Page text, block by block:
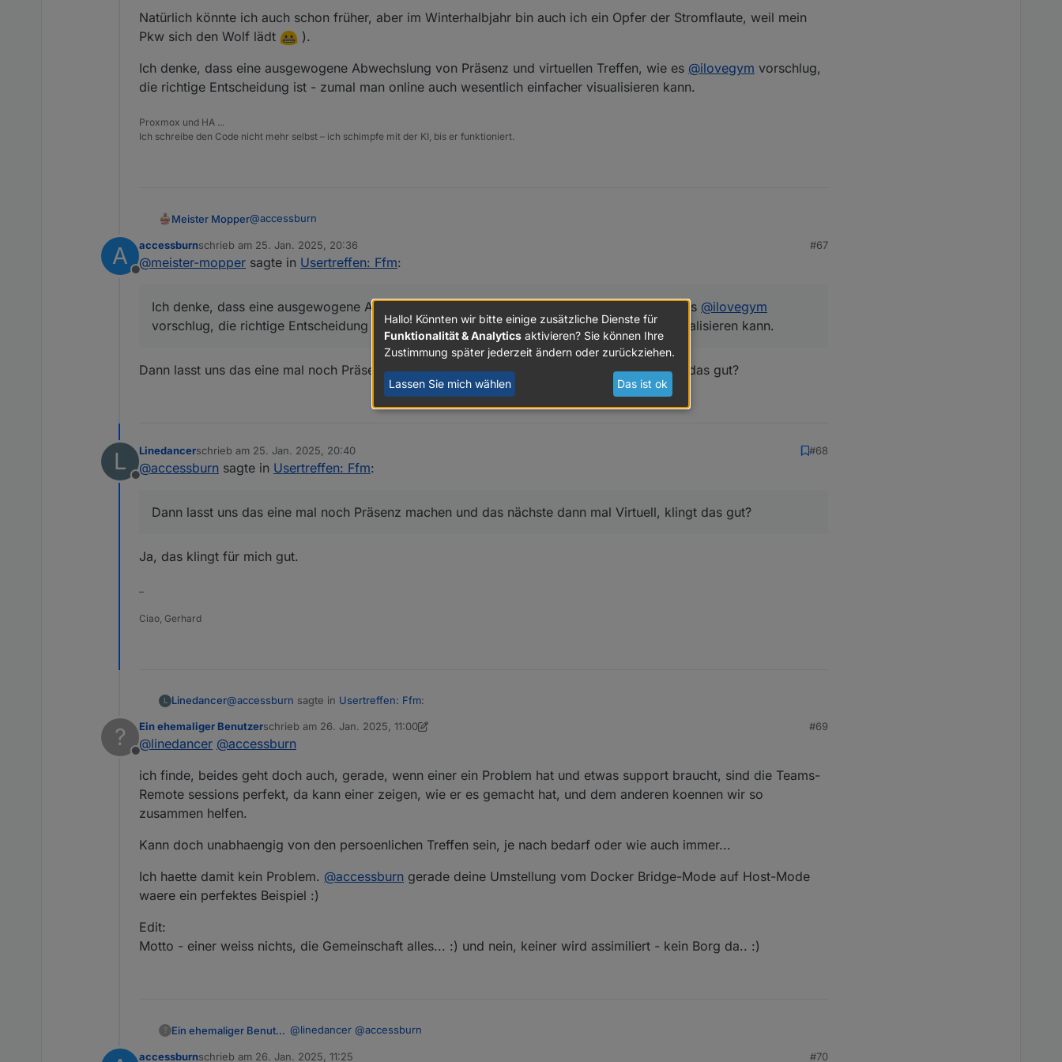
Natürlich könnte ich auch schon früher, aber im Winterhalbjahr bin auch ich ein Opfer der Stromflaute, weil mein
Pkw sich den Wolf lädt
).
Ich denke, dass eine ausgewogene Abwechslung von Präsenz und virtuellen Treffen, wie es @ilovegym vorschlug,
die richtige Entscheidung ist - zumal man online auch wesentlich einfacher visualisieren kann.
Proxmox und HA ...
Ich schreibe den Code nicht mehr selbst – ich schimpfe mit der KI, bis er funktioniert.
Meister Mopper@accessburn
Ich habe jetzt mal einen Termin im März bestätigt.
Ich denke, dass eine ausgewogene Abwechslung von Präsenz und virtuellen Treffen, wie es@ilovegymvorschlug,
die richtige Entscheidung ist - zumal man online auch wesentlich einfacher visualisieren kann.
A
Offline
accessburnschrieb am 25. Jan. 2025, 20:36
zuletzt editiert von
#67
@meister-mopper sagte in Usertreffen: Ffm:
Ich denke, dass eine ausgewogene Abwechslung von Präsenz und virtuellen Treffen, wie es @ilovegym
vorschlug, die richtige Entscheidung ist - zumal man online auch wesentlich einfacher visualisieren kann.
Dann lasst uns das eine mal noch Präsenz machen und das nächste dann mal Virtuell, klingt das gut?
L
Offline
Linedancerschrieb am 25. Jan. 2025, 20:40
zuletzt editiert von
#68
@accessburn sagte in Usertreffen: Ffm:
Dann lasst uns das eine mal noch Präsenz machen und das nächste dann mal Virtuell, klingt das gut?
Ja, das klingt für mich gut.
–
Ciao, Gerhard
L Linedancer@accessburn sagte in Usertreffen: Ffm:
Dann lasst uns das eine mal noch Präsenz machen und das nächste dann mal Virtuell, klingt das gut?
Ja, das klingt für mich gut.
?
Offline
Ein ehemaliger Benutzerschrieb am 26. Jan. 2025, 11:00
zuletzt editiert von Ein ehemaliger Benutzer
#69
@linedancer @accessburn
ich finde, beides geht doch auch, gerade, wenn einer ein Problem hat und etwas support braucht, sind die Teams-
Remote sessions perfekt, da kann einer zeigen, wie er es gemacht hat, und dem anderen koennen wir so
zusammen helfen.
Kann doch unabhaengig von den persoenlichen Treffen sein, je nach bedarf oder wie auch immer...
Ich haette damit kein Problem. @accessburn gerade deine Umstellung vom Docker Bridge-Mode auf Host-Mode
waere ein perfektes Beispiel :)
Edit:
Motto - einer weiss nichts, die Gemeinschaft alles... :) und nein, keiner wird assimiliert - kein Borg da.. :)
? Ein ehemaliger Benutzer @linedancer @accessburn
accessburnschrieb am 26. Jan. 2025, 11:25 #70
Hallo! Könnten wir bitte einige zusätzliche Dienste für
Funktionalität & Analytics aktivieren? Sie können Ihre
Zustimmung später jederzeit ändern oder zurückziehen.
Lassen Sie mich wählen Das ist ok